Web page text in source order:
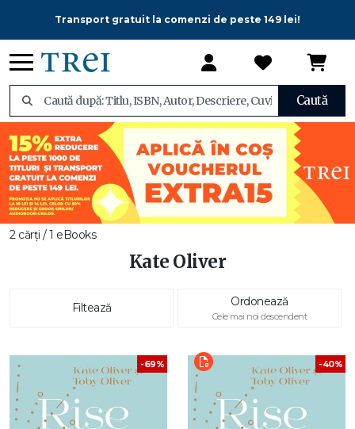
Transport gratuit la comenzi de peste 149 lei!
Caută
2 cărți / 1 eBooks
Kate Oliver
Filtează Ordonează
Cele mai noi descendent
-69% -40%